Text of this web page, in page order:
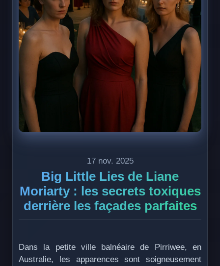
17 nov. 2025
Big Little Lies de Liane
Moriarty : les secrets toxiques
derrière les façades parfaites
Dans la petite ville balnéaire de Pirriwee, en
Australie, les apparences sont soigneusement